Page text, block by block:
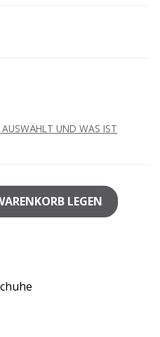
AUSWÄHLT UND WAS IST
LEGEN